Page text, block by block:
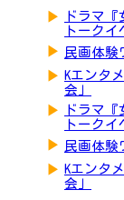
▶
ドラマ
トークイ
▶ 民画体験
▶ Kエンタ
会」
▶
ドラマ
トークイ
▶ 民画体験
▶ Kエンタ
会」